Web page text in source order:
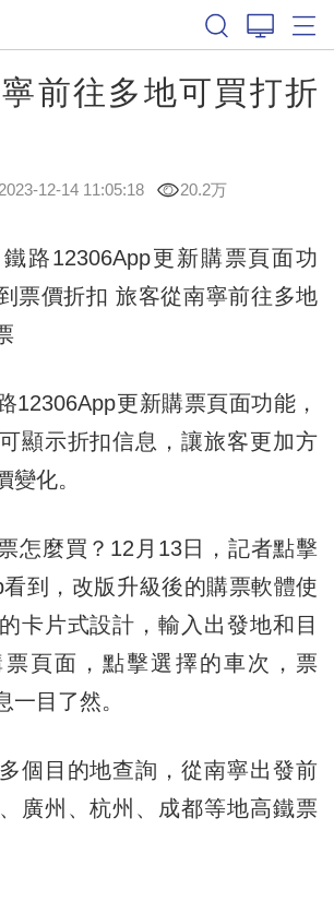
前往多地可買打折
2023-12-14 11:05:18 20.2万
12306App更新購票頁面功
票價折扣 旅客從南寧前往多地
更新購票頁面功能，
顯示折扣信息，讓旅客更加方
變化。
麼買？12月13日，記者點擊
到，改版升級後的購票軟體使
卡片式設計，輸入出發地和目
頁面，點擊選擇的車次，票
一目了然。
目的地查詢，從南寧出發前
廣州、杭州、成都等地高鐵票